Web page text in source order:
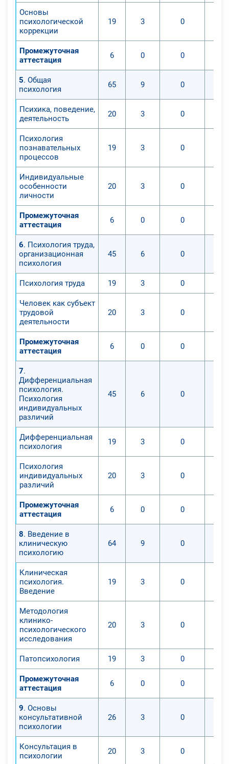
Основы
психологической
коррекции
19 3 0
Промежуточная
аттестация
6 0 0
5. Общая
психология
65 9 0
Психика, поведение,
деятельность
20 3 0
Психология
познавательных
процессов
19 3 0
Индивидуальные
особенности
личности
20 3 0
Промежуточная
аттестация
6 0 0
6. Психология труда,
организационная
психология
45 6 0
Психология труда 19 3 0
Человек как субъект
трудовой
деятельности
20 3 0
Промежуточная
аттестация
6 0 0
7.
Дифференциальная
психология.
Психология
индивидуальных
различий
45 6 0
Дифференциальная
психология
19 3 0
Психология
индивидуальных
различий
20 3 0
Промежуточная
аттестация
6 0 0
8. Введение в
клиническую
психологию
64 9 0
Клиническая
психология.
Введение
19 3 0
Методология
клинико-
психологического
исследования
20 3 0
Патопсихология 19 3 0
Промежуточная
аттестация
6 0 0
9. Основы
консультативной
психологии
26 3 0
Консультация в
психологии
20 3 0